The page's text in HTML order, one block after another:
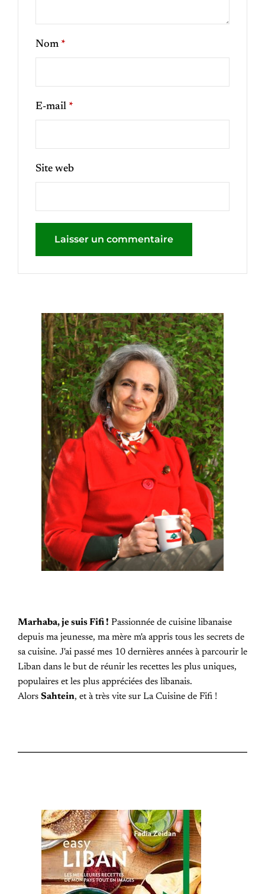
Nom *
E-mail *
Site web
Marhaba, je suis Fifi ! Passionnée de cuisine libanaise
depuis ma jeunesse, ma mère m'a appris tous les secrets de
sa cuisine. J'ai passé mes 10 dernières années à parcourir le
Liban dans le but de réunir les recettes les plus uniques,
populaires et les plus appréciées des libanais.
Alors Sahtein, et à très vite sur La Cuisine de Fifi !